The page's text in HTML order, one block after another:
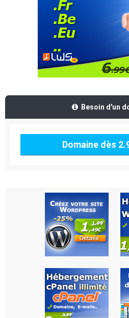
Besoin d'un
Domaine dès